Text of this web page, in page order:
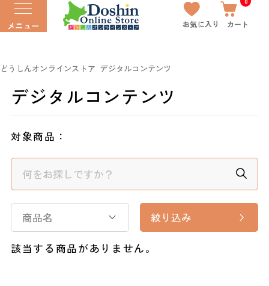
メニュー お気に入り カート
どうしんオンラインストア デジタルコンテンツ
デジタルコンテンツ
対象商品：
商品名 絞り込み
該当する商品がありません。